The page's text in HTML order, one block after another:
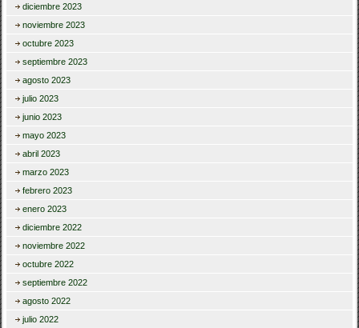
diciembre 2023
noviembre 2023
octubre 2023
septiembre 2023
agosto 2023
julio 2023
junio 2023
mayo 2023
abril 2023
marzo 2023
febrero 2023
enero 2023
diciembre 2022
noviembre 2022
octubre 2022
septiembre 2022
agosto 2022
julio 2022